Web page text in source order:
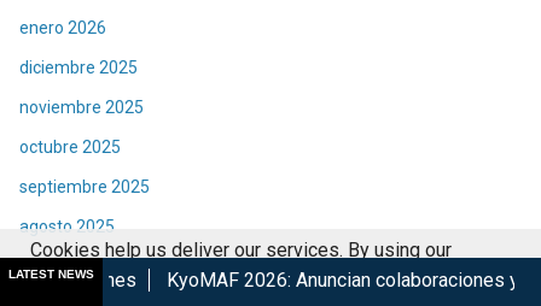
enero 2026
diciembre 2025
noviembre 2025
octubre 2025
septiembre 2025
agosto 2025
julio 2025
LATEST NEWS
KyoMAF 2026: Anuncian colaboraciones y actividades de su
Cookies help us deliver our services. By using our
services, you agree to our use of cookies.
Got it